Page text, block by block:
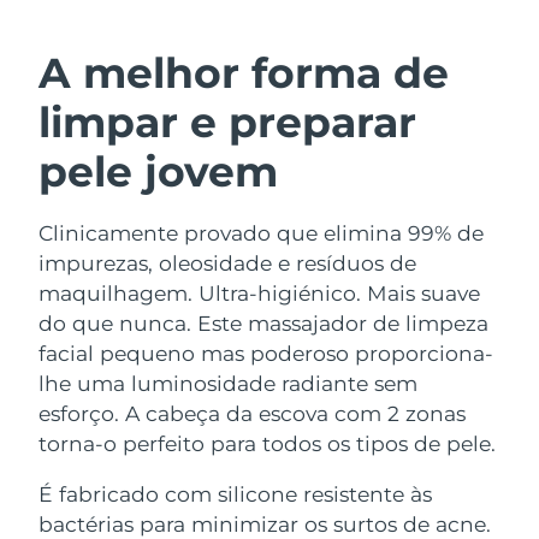
A melhor forma de
limpar e preparar
pele jovem
Clinicamente provado que elimina 99% de
impurezas, oleosidade e resíduos de
maquilhagem. Ultra-higiénico. Mais suave
do que nunca. Este massajador de limpeza
facial pequeno mas poderoso proporciona-
lhe uma luminosidade radiante sem
esforço. A cabeça da escova com 2 zonas
torna-o perfeito para todos os tipos de pele.
É fabricado com silicone resistente às
bactérias para minimizar os surtos de acne.
Limpeza facial
LUNA™ 4 kit
LUNA™ 4 Plus
Massage, LED heating
LUNA™ 4 Men
For men, anti-aging massage
Lifting facial
BEAR™ 2 kit
BEAR™ 2 go
Microcurrent toning on-the-go
BEAR™ 2 eyes & lips
Microcurrent line smoothing device
Hidratação
UFO™ 3 kit
Deep facial hydration
UFO™ 3 LED
device
Cuidado oral
issa™ 4
Hybrid silicone sonic toothbrush
issa™ 4 plus
Smart hybrid silicone sonic toothbrush
TRATAMENTO ANTIENVELHECIMENTO
FAQ™
Antienvelhecimento Tratamentos LED
NEW
Barein Entrega prevista
Bélgica
Bósnia e
Herzegovina
Entrega prevista
Brunei Entrega prevista8/16/26
Bulgária Entrega prevista
Canadá Entrega prevista 8/15/26
Chile Entrega prevista 8/15/26